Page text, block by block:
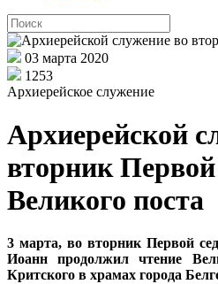
03 марта 2020
1253
Архиерейское служение
Архиерейской
вторник
Великого поста
3 марта, во вторник Первой
Иоанн продолжил чтение
Критского в храмах города